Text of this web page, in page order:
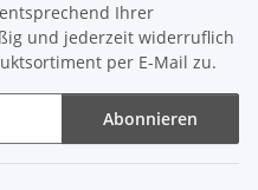
Ihrer
und jederzeit widerruflich
per E-Mail zu.
Abonnieren